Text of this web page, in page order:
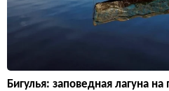
Бигулья: заповедная лагуна на